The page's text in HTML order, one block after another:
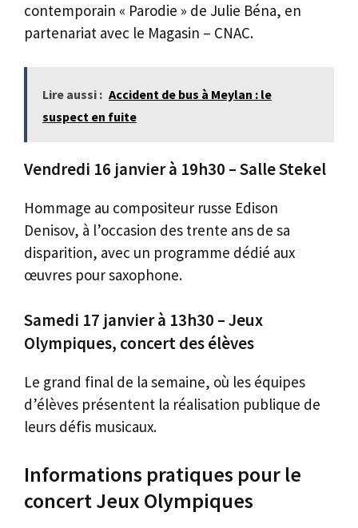
contemporain « Parodie » de Julie Béna, en
partenariat avec le Magasin – CNAC.
Lire aussi : Accident de bus à Meylan​ : le
suspect en fuite
Vendredi 16 janvier à 19h30 – Salle Stekel
Hommage au compositeur russe Edison
Denisov, à l’occasion des trente ans de sa
disparition, avec un programme dédié aux
œuvres pour saxophone.
Samedi 17 janvier à 13h30 – Jeux
Olympiques, concert des élèves
Le grand final de la semaine, où les équipes
d’élèves présentent la réalisation publique de
leurs défis musicaux.
Informations pratiques pour le
concert Jeux Olympiques